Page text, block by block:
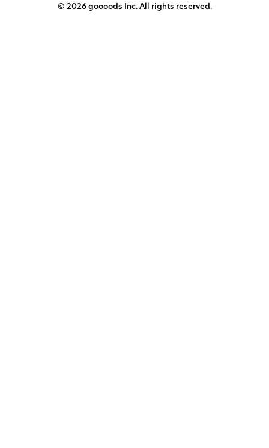
© 2026 goooods Inc. All rights reserved.